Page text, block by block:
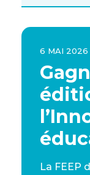
6 MAI 2026
La FEEP